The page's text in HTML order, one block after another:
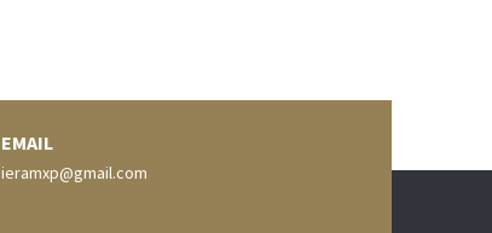
EMAIL
ieramxp@gmail.com